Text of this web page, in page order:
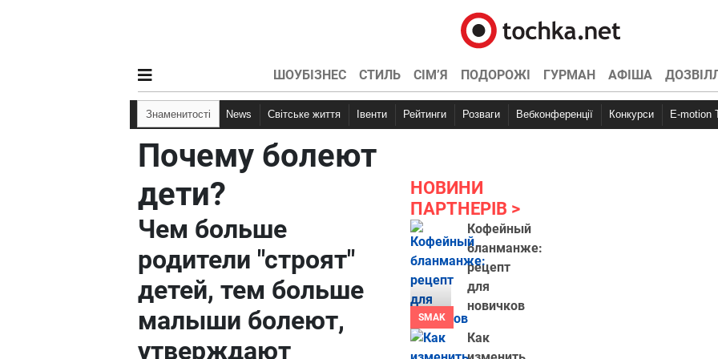
ШОУБІЗНЕС СТИЛЬ СІМ’Я ПОДОРОЖІ ГУРМАН АФІША
Знаменитості News Світське життя Івенти Рейтинги Розваги Вебконференції Конкурси E-motion
Почему болеют
дети?
Чем больше
родители "строят"
детей, тем больше
малыши болеют,
утверждают
НОВИНИ
ПАРТНЕРІВ
SMAK
Кофейный
бланманже:
рецепт
для
новичков
Как